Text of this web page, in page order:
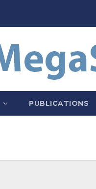
PUBLICATIONS